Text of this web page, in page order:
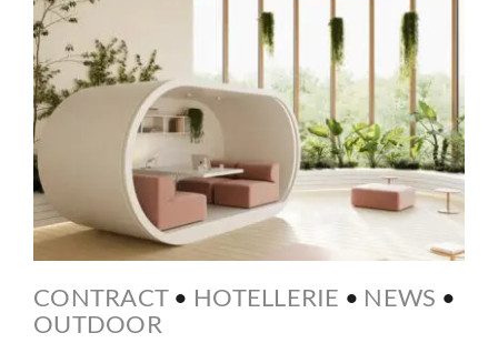
CONTRACT • HOTELLERIE • NEWS •
OUTDOOR